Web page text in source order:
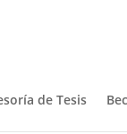
de Tesis